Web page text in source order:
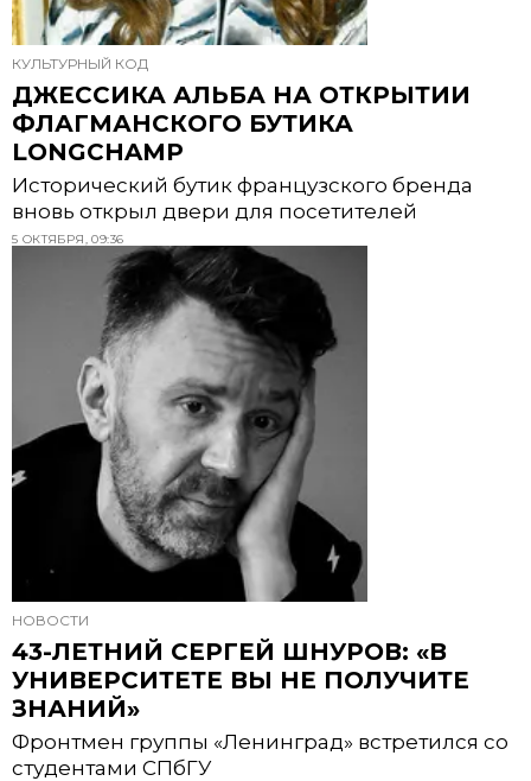
КУЛЬТУРНЫЙ КОД
ДЖЕССИКА АЛЬБА НА ОТКРЫТИИ
ФЛАГМАНСКОГО БУТИКА
LONGCHAMP
Исторический бутик французского бренда
вновь открыл двери для посетителей
5 ОКТЯБРЯ, 09:36
НОВОСТИ
43-ЛЕТНИЙ СЕРГЕЙ ШНУРОВ: «В
УНИВЕРСИТЕТЕ ВЫ НЕ ПОЛУЧИТЕ
ЗНАНИЙ»
Фронтмен группы «Ленинград» встретился со
студентами СПбГУ